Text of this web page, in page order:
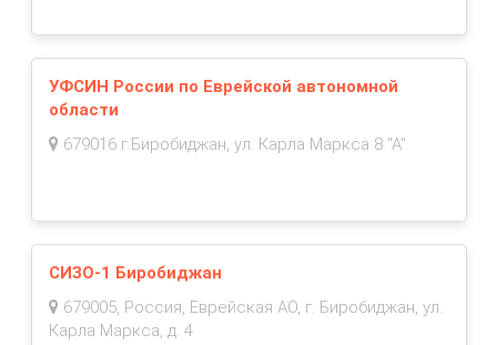
УФСИН России по Еврейской автономной
области
679016 г.Биробиджан, ул. Карла Маркса 8 "А"
СИЗО-1 Биробиджан
679005, Россия, Еврейская АО, г. Биробиджан, ул.
Карла Маркса, д. 4